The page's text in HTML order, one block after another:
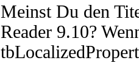
Meinst Du den
Reader 9.10?